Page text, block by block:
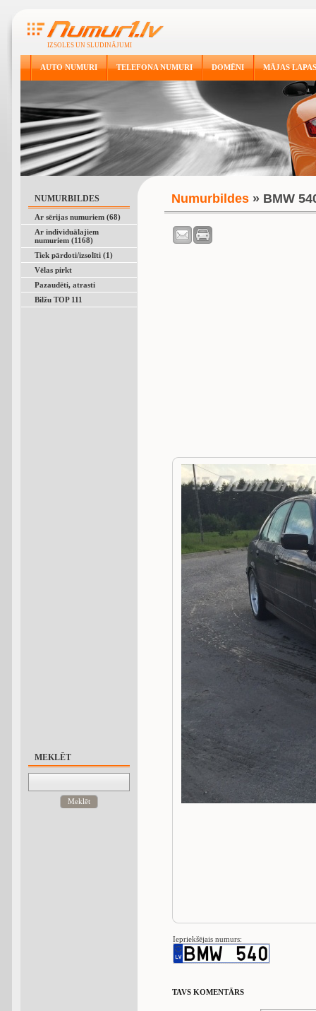
IZSOLES UN SLUDINĀJUMI
AUTO NUMURI TELEFONA NUMURI DOMĒNI MĀJAS LAPAS
NUMURBILDES
Ar sērijas numuriem (68)
Ar individuālajiem
numuriem (1168)
Tiek pārdoti/izsolīti (1)
Vēlas pirkt
Pazaudēti, atrasti
Bilžu TOP 111
MEKLĒT
Meklēt
Numurbildes» BMW
Iepriekšējais numurs:
TAVS KOMENTĀRS